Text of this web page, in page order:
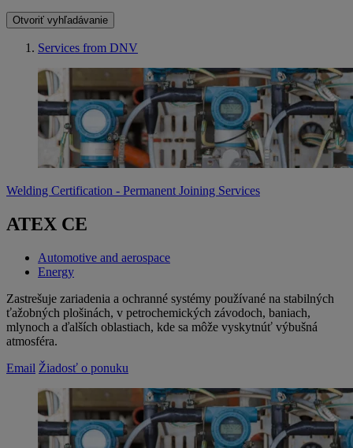
Otvoriť vyhľadávanie
Services from DNV
Welding Certification - Permanent Joining Services
ATEX CE
Automotive and aerospace
Energy
Zastrešuje zariadenia a ochranné systémy používané na stabilných
ťažobných plošinách, v petrochemických závodoch, baniach,
mlynoch a ďalších oblastiach, kde sa môže vyskytnúť výbušná
atmosféra.
Email Žiadosť o ponuku